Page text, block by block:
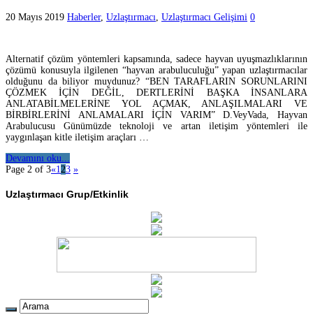
20 Mayıs 2019 Haberler, Uzlaştırmacı, Uzlaştırmacı Gelişimi 0
Alternatif çözüm yöntemleri kapsamında, sadece hayvan uyuşmazlıklarının
çözümü konusuyla ilgilenen “hayvan arabuluculuğu” yapan uzlaştırmacılar
olduğunu da biliyor muydunuz? “BEN TARAFLARIN SORUNLARINI
ÇÖZMEK İÇİN DEĞİL, DERTLERİNİ BAŞKA İNSANLARA
ANLATABİLMELERİNE YOL AÇMAK, ANLAŞILMALARI VE
BİRBİRLERİNİ ANLAMALARI İÇİN VARIM” D.VeyVada, Hayvan
Arabulucusu Günümüzde teknoloji ve artan iletişim yöntemleri ile
yaygınlaşan kitle iletişim araçları …
Devamını oku...
Page 2 of 3«123 »
Uzlaştırmacı Grup/Etkinlik